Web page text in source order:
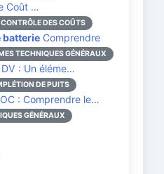
Coût …
DES COÛTS
batterie Comprendre
TECHNIQUES GÉNÉRAUX
: Un éléme…
DE PUITS
: Comprendre le…
GÉNÉRAUX